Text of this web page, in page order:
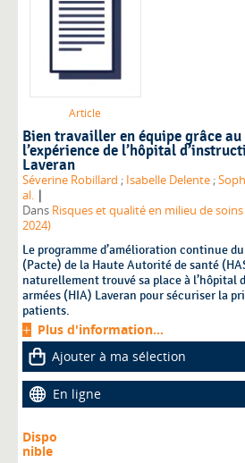
Article
Bien travailler en équipe grâce au
l’expérience de l’hôpital
Laveran
Séverine Robillard ; Isabelle Delente ;
al. |
Dans Risques et qualité en milieu de
2024)
Le programme d’amélioration continue
(Pacte) de la Haute Autorité de santé
naturellement trouvé sa place à l’hôpital
armées (HIA) Laveran pour sécuriser la
patients.
Plus d'information...
Ajouter à ma sélection
En ligne
Dispo
nible